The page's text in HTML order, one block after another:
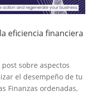
eficiencia financiera
sobre aspectos
el desempeño de tu
Finanzas ordenadas,